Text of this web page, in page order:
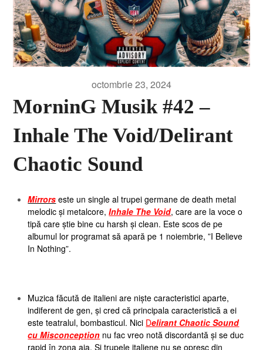
octombrie 23, 2024
MorninG Musik #42 –
Inhale The Void/Delirant
Chaotic Sound
Mirrors este un single al trupei germane de death metal
melodic și metalcore,Inhale The Void, care are la voce o
tipă care știe bine cu harsh și clean. Este scos de pe
albumul lor programat să apară pe 1 noiembrie, ”I Believe
In Nothing”.
Muzica făcută de italieni are niște caracteristici aparte,
indiferent de gen, și cred că principala caracteristică a ei
este teatralul, bombasticul. Nici Delirant Chaotic Sound
cu Misconception nu fac vreo notă discordantă și se duc
rapid în zona aia. Și trupele italiene nu se opresc din